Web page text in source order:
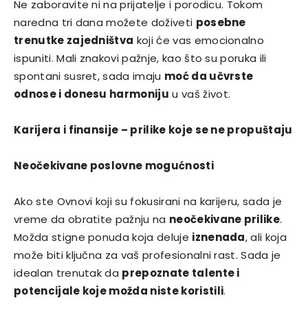
Ne zaboravite ni na prijatelje i porodicu. Tokom
naredna tri dana možete doživeti posebne
trenutke zajedništva koji će vas emocionalno
ispuniti. Mali znakovi pažnje, kao što su poruka ili
spontani susret, sada imaju moć da učvrste
odnose i donesu harmoniju u vaš život.
Karijera i finansije – prilike koje se ne propuštaju
Neočekivane poslovne mogućnosti
Ako ste Ovnovi koji su fokusirani na karijeru, sada je
vreme da obratite pažnju na neočekivane prilike.
Možda stigne ponuda koja deluje iznenada, ali koja
može biti ključna za vaš profesionalni rast. Sada je
idealan trenutak da prepoznate talente i
potencijale koje možda niste koristili.